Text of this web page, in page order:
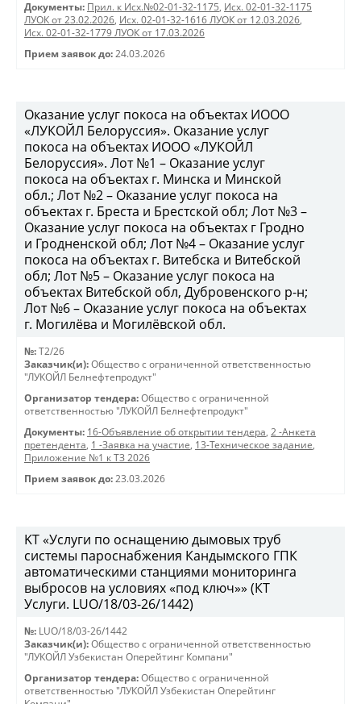
Документы: Прил. к Исх.№02-01-32-1175, Исх. 02-01-32-1175
ЛУОК от 23.02.2026, Исх. 02-01-32-1616 ЛУОК от 12.03.2026,
Исх. 02-01-32-1779 ЛУОК от 17.03.2026
Прием заявок до: 24.03.2026
Оказание услуг покоса на объектах ИООО
«ЛУКОЙЛ Белоруссия». Оказание услуг
покоса на объектах ИООО «ЛУКОЙЛ
Белоруссия». Лот №1 – Оказание услуг
покоса на объектах г. Минска и Минской
обл.; Лот №2 – Оказание услуг покоса на
объектах г. Бреста и Брестской обл; Лот №3 –
Оказание услуг покоса на объектах г Гродно
и Гродненской обл; Лот №4 – Оказание услуг
покоса на объектах г. Витебска и Витебской
обл; Лот №5 – Оказание услуг покоса на
объектах Витебской обл, Дубровенского р-н;
Лот №6 – Оказание услуг покоса на объектах
г. Могилёва и Могилёвской обл.
№: T2/26
Заказчик(и): Общество с ограниченной ответственностью
"ЛУКОЙЛ Белнефтепродукт"
Организатор тендера: Общество с ограниченной
ответственностью "ЛУКОЙЛ Белнефтепродукт"
Документы: 16-Объявление об открытии тендера, 2 -Анкета
претендента, 1 -Заявка на участие, 13-Техническое задание,
Приложение №1 к ТЗ 2026
Прием заявок до: 23.03.2026
KT «Услуги по оснащению дымовых труб
системы пароснабжения Кандымского ГПК
автоматическими станциями мониторинга
выбросов на условиях «под ключ»» (КТ
Услуги. LUO/18/03-26/1442)
№: LUO/18/03-26/1442
Заказчик(и): Общество с ограниченной ответственностью
"ЛУКОЙЛ Узбекистан Оперейтинг Компани"
Организатор тендера: Общество с ограниченной
ответственностью "ЛУКОЙЛ Узбекистан Оперейтинг